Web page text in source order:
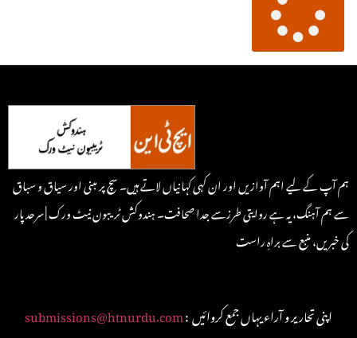
ہم آپ کے لیے اہم آوازیں اور ان کہی کہانیاں لاتے ہیں۔ سچ پر مبنی اور سیاق و سباق
سے ہم آہنگ، یہ ہے روایتی طرزسے جدا صحافت۔ ہندوکش ٹریبون نیٹ ورک | سرحد پار
کی خبریں، منبع سے براہِ راست
submissions@htnurdu.com : اپنی تحاریر و آراء یہاں جمع کروائیں